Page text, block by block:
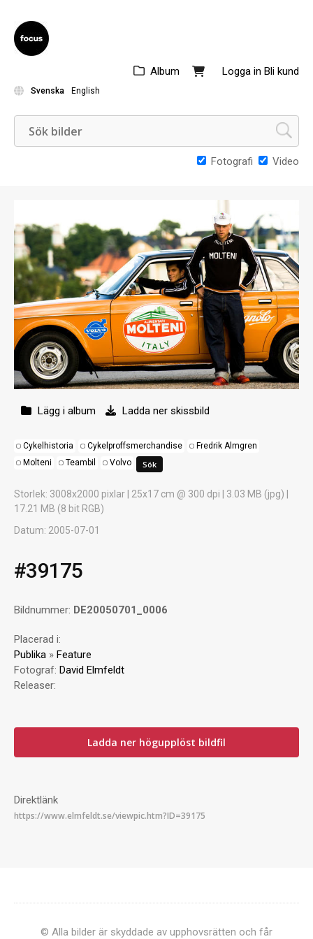
Logga in Bli kund
Album
Svenska English
Fotografi Video
Lägg i album Ladda ner skissbild
Cykelhistoria Cykelproffsmerchandise
Fredrik Almgren
Molteni
Teambil Volvo
Storlek: 3008x2000 pixlar | 25x17 cm @ 300 dpi | 3.03 MB (jpg) |
17.21 MB (8 bit RGB)
Datum: 2005-07-01
#39175
Bildnummer: DE20050701_0006
Placerad i:
Publika » Feature
Fotograf: David Elmfeldt
Releaser:
Ladda ner högupplöst bildfil
Direktlänk
© Alla bilder är skyddade av upphovsrätten och får